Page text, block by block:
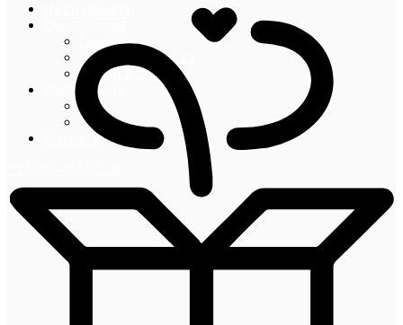
Гарантии
Оплата и доставка
Акции и скидки
Информация
Блог
Новости
Контакты